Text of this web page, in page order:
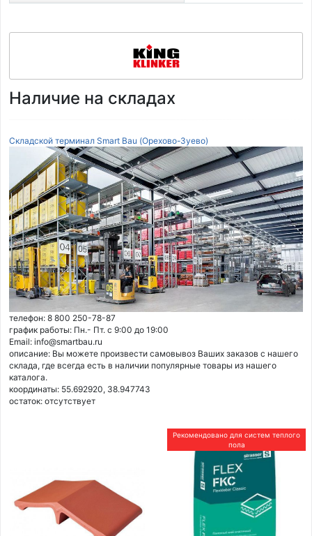
Наличие на складах
Складской терминал Smart Bau (Орехово-Зуево)
телефон: 8 800 250-78-87
график работы: Пн.- Пт. с 9:00 до 19:00
Email: info@smartbau.ru
описание: Вы можете произвести самовывоз Ваших заказов с нашего
склада, где всегда есть в наличии популярные товары из нашего
каталога.
координаты: 55.692920, 38.947743
остаток: отсутствует
Рекомендовано для систем теплого
пола